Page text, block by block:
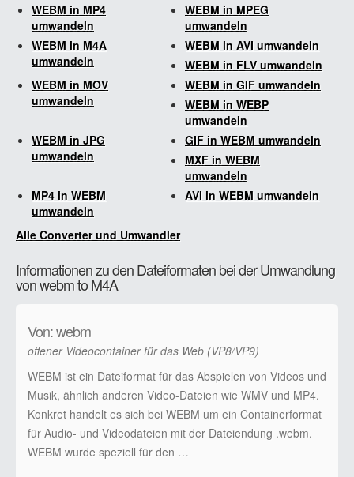
WEBM in MP4
umwandeln
WEBM in MPEG
umwandeln
WEBM in M4A
umwandeln
WEBM in AVI umwandeln
WEBM in FLV umwandeln
WEBM in MOV
umwandeln
WEBM in GIF umwandeln
WEBM in WEBP
umwandeln
WEBM in JPG
umwandeln
GIF in WEBM umwandeln
MXF in WEBM
umwandeln
MP4 in WEBM
umwandeln
AVI in WEBM umwandeln
Alle Converter und Umwandler
Informationen zu den Dateiformaten bei der Umwandlung
von webm to M4A
Von: webm
offener Videocontainer für das Web (VP8/VP9)
WEBM ist ein Dateiformat für das Abspielen von Videos und
Musik, ähnlich anderen Video-Dateien wie WMV und MP4.
Konkret handelt es sich bei WEBM um ein Containerformat
für Audio- und Videodateien mit der Dateiendung .webm.
WEBM wurde speziell für den …